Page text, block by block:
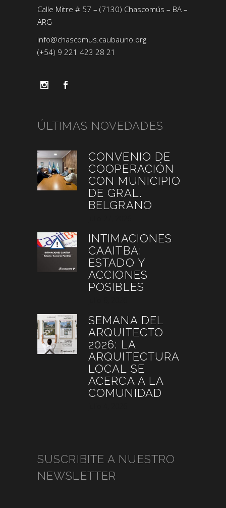
Calle Mitre # 57 – (7130) Chascomús – BA –
ARG
info@chascomus.caubauno.org
(+54) 9 221 423 28 21
ÚLTIMAS NOVEDADES
CONVENIO DE
COOPERACIÓN
CON MUNICIPIO
DE GRAL.
BELGRANO
INTIMACIONES
CAAITBA:
ESTADO Y
ACCIONES
POSIBLES
SEMANA DEL
ARQUITECTO
2026: LA
ARQUITECTURA
LOCAL SE
ACERCA A LA
COMUNIDAD
SUSCRIBITE A NUESTRO
NEWSLETTER